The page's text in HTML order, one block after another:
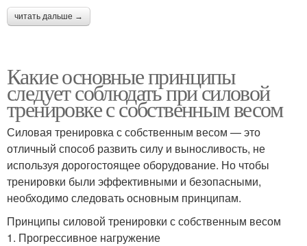
читать дальше →
Какие основные принципы
следует соблюдать при силовой
тренировке с собственным весом
Силовая тренировка с собственным весом — это
отличный способ развить силу и выносливость, не
используя дорогостоящее оборудование. Но чтобы
тренировки были эффективными и безопасными,
необходимо следовать основным принципам.
Принципы силовой тренировки с собственным весом
1. Прогрессивное нагружение